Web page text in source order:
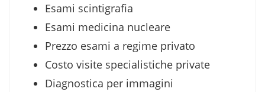
Esami scintigrafia
Esami medicina nucleare
Prezzo esami a regime privato
Costo visite specialistiche private
Diagnostica per immagini